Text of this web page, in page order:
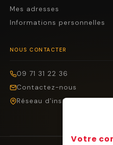
Mes adresses
Informations personnelles
NOUS CONTACTER
09 71 31 22 36
Contactez-nous
Réseau d'installateurs
Votre